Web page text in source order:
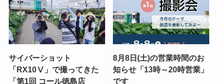
サイバーショット
「RX10Ⅴ」で撮ってきた
「第1回 コール徳島店
8月8日(土)の営業時間のお
知らせ「13時～20時営業」
です